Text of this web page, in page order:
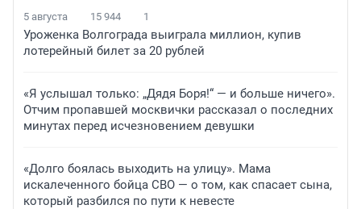
5 августа 15 944 1
Уроженка Волгограда выиграла миллион, купив
лотерейный билет за 20 рублей
«Я услышал только: „Дядя Боря!“ — и больше ничего».
Отчим пропавшей москвички рассказал о последних
минутах перед исчезновением девушки
«Долго боялась выходить на улицу». Мама
искалеченного бойца СВО — о том, как спасает сына,
который разбился по пути к невесте